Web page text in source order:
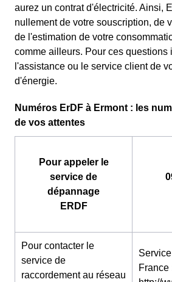
aurez un contrat d'électricité. Ainsi,
nullement de votre souscription, de
de l'estimation de votre
comme ailleurs. Pour ces questions
l'assistance ou le service client de
d'énergie.
Numéros ErDF à Ermont : les
de vos attentes
Pour appeler le
service de
dépannage
ERDF
Pour contacter le
service de
raccordement au réseau
France